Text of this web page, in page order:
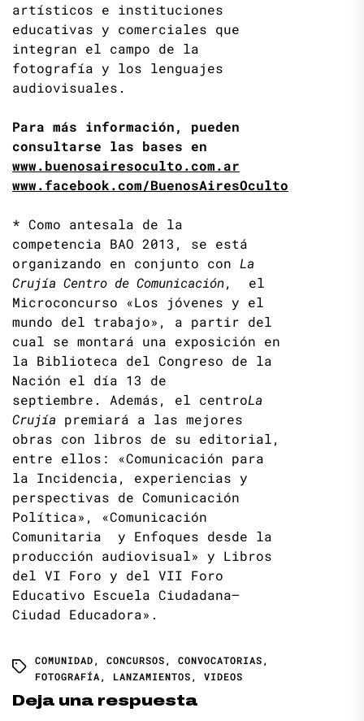
artísticos e instituciones
educativas y comerciales que
integran el campo de la
fotografía y los lenguajes
audiovisuales.
Para más información, pueden
consultarse las bases en
www.buenosairesoculto.com.ar
www.facebook.com/BuenosAiresOculto
* Como antesala de la
competencia BAO 2013, se está
organizando en conjunto con La
Crujía Centro de Comunicación, el
Microconcurso «Los jóvenes y el
mundo del trabajo», a partir del
cual se montará una exposición en
la Biblioteca del Congreso de la
Nación el día 13 de
septiembre. Además, el centroLa
Crujía premiará a las mejores
obras con libros de su editorial,
entre ellos: «Comunicación para
la Incidencia, experiencias y
perspectivas de Comunicación
Política», «Comunicación
Comunitaria y Enfoques desde la
producción audiovisual» y Libros
del VI Foro y del VII Foro
Educativo Escuela Ciudadana–
Ciudad Educadora».
COMUNIDAD, CONCURSOS, CONVOCATORIAS,
FOTOGRAFÍA, LANZAMIENTOS, VIDEOS
Deja una respuesta